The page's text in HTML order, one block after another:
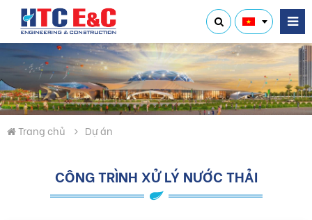
Trang chủ Dự án
CÔNG TRÌNH XỬ LÝ NƯỚC THẢI